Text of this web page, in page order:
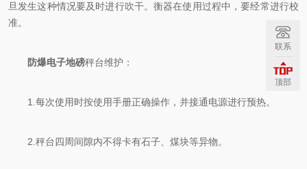
旦发生这种情况要及时进行吹干。衡器在使用过程中，要经常进行校
准。
防爆电子地磅秤台维护：
1.每次使用时按使用手册正确操作，并接通电源进行预热。
2.秤台四周间隙内不得卡有石子、煤块等异物。
联系
顶部